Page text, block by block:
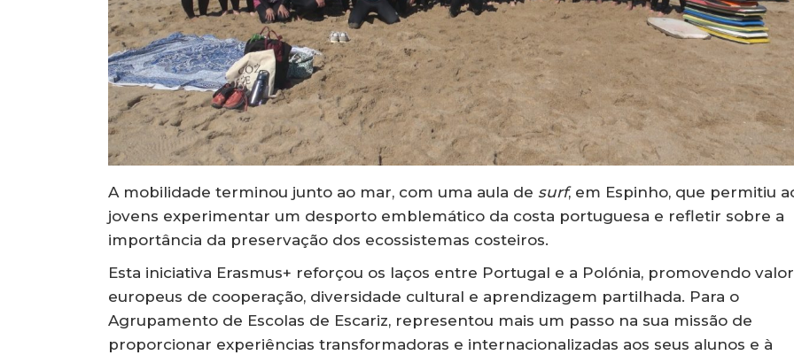
A mobilidade terminou junto ao mar, com uma aula de surf, em Espinho, que permitiu
jovens experimentar um desporto emblemático da costa portuguesa e refletir sobre a
importância da preservação dos ecossistemas costeiros.
Esta iniciativa Erasmus+ reforçou os laços entre Portugal e a Polónia, promovendo
europeus de cooperação, diversidade cultural e aprendizagem partilhada. Para o
Agrupamento de Escolas de Escariz, representou mais um passo na sua missão de
proporcionar experiências transformadoras e internacionalizadas aos seus alunos e à